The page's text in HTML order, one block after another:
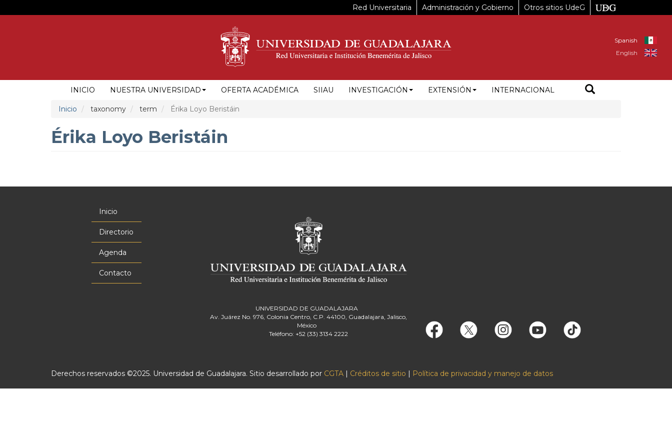
al
Red Universitaria Administración y Gobierno Otros sitios UdeG
Spanish
English
NAVEGACIÓN
PRINCIPAL
INICIO NUESTRA UNIVERSIDAD OFERTA ACADÉMICA SIIAU INVESTIGACIÓN EXTENSIÓN INTERNACIONAL
Inicio taxonomy term Érika Loyo Beristáin
Érika Loyo Beristáin
principal
Inicio
Directorio
Agenda
Contacto
UNIVERSIDAD DE GUADALAJARA
Av. Juárez No. 976, Colonia Centro, C.P. 44100, Guadalajara, Jalisco,
México
Teléfono: +52 (33) 3134 2222
Derechos reservados ©2025. Universidad de Guadalajara. Sitio desarrollado por CGTA Créditos de sitio Política de privacidad y manejo de datos